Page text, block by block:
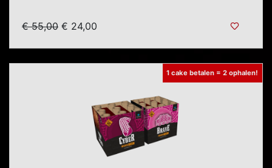
€ 55,00 € 24,00
1 cake betalen = 2 ophalen!